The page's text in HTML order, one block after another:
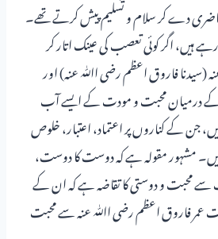
دے کر سلام و تسلیم پیش کرتے تھے۔
رہے ہیں، اگر کوئی تعصب کی عینک اتار کر
(سیدنا فاروق اعظم رضی اﷲ عنہ) اور
درمیان محبت و مودت کے ایسے آب
جن کے کناروں پر اعتماد، اعتبار، خلوص
مشہور مقولہ ہے کہ دوست کا دوست،
محبت و دوستی کا تقاضہ ہے کہ ان کے
فاروق اعظم رضی اﷲ عنہ سے محبت